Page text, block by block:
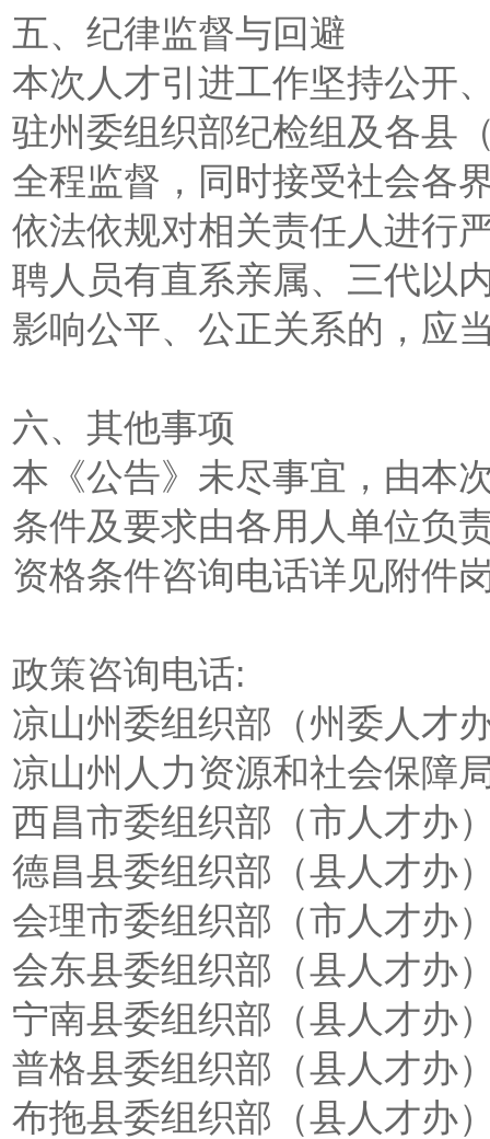
五、纪律监督与回避
本次人才引进工作坚持公开
驻州委组织部纪检组及各县
全程监督，同时接受社会各
依法依规对相关责任人进行
聘人员有直系亲属、三代以
影响公平、公正关系的，应
六、其他事项
本《公告》未尽事宜，由本
条件及要求由各用人单位负
资格条件咨询电话详见附件
政策咨询电话:
凉山州委组织部（州委人才
凉山州人力资源和社会保障
西昌市委组织部（市人才办
德昌县委组织部（县人才办
会理市委组织部（市人才办
会东县委组织部（县人才办
宁南县委组织部（县人才办
普格县委组织部（县人才办
布拖县委组织部（县人才办